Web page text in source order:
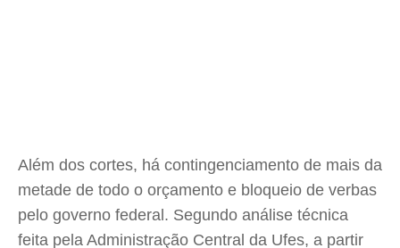
Além dos cortes, há contingenciamento de mais da
metade de todo o orçamento e bloqueio de verbas
pelo governo federal. Segundo análise técnica
feita pela Administração Central da Ufes, a partir